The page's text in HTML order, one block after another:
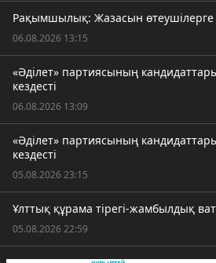
Рақымшылық: Жазасын өтеушілерге
06.08.2026 13:15
«Әділет» партиясының
кездесті
06.08.2026 13:09
«Әділет» партиясының
кездесті
05.08.2026 23:15
Ұлттық құрама тірегі-жамбылдық
05.08.2026 22:59